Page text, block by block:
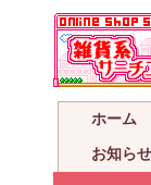
ホーム
お知ら